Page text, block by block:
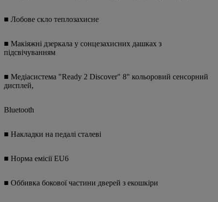
■ Лобове скло теплозахисне
■ Макіяжні дзеркала у сонцезахисних дашках з
підсвічуванням
■ Медіасистема "Ready 2 Discover" 8" кольоровий сенсорний
дисплей,
Bluetooth
■ Накладки на педалі сталеві
■ Норма емісії EU6
■ Оббивка бокової частини дверей з екошкіри